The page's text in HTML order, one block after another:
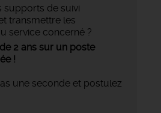
supports de suivi
transmettre les
service concerné ?
2 ans sur un poste
!
une seconde et postulez